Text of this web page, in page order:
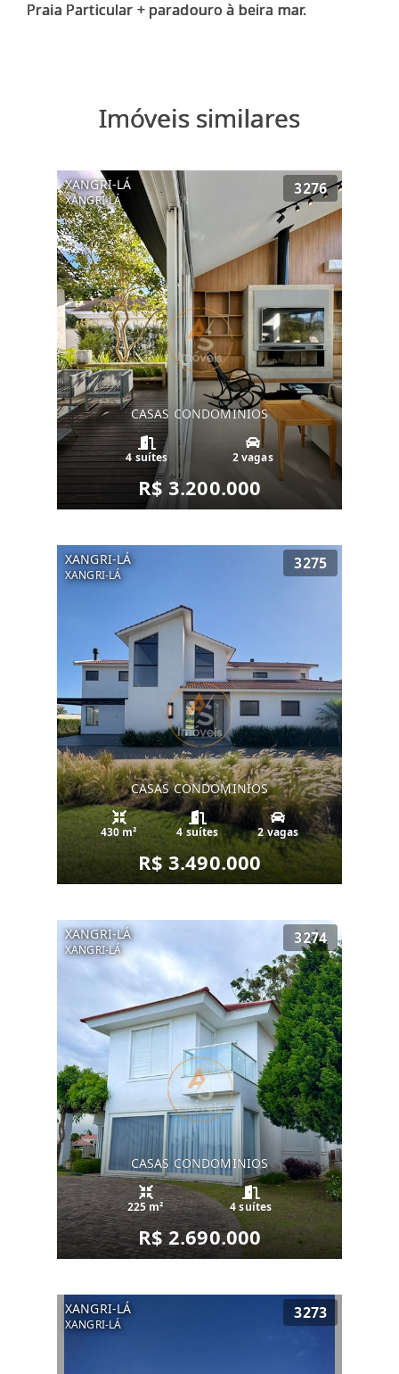
Imóveis similares
XANGRI-LÁ
XANGRI-LÁ
3276
CASAS CONDOMINIOS
4 suítes 2 vagas
R$ 3.200.000
XANGRI-LÁ
XANGRI-LÁ
3275
CASAS CONDOMINIOS
430 m² 4 suítes 2 vagas
R$ 3.490.000
XANGRI-LÁ
XANGRI-LÁ
3274
CASAS CONDOMINIOS
225 m² 4 suítes
R$ 2.690.000
XANGRI-LÁ
XANGRI-LÁ
3273